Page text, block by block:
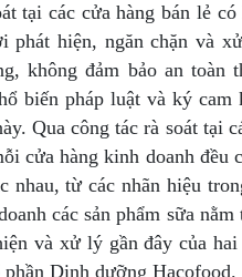
tại các cửa hàng bán lẻ
phát hiện, ngăn chặn và
không đảm bảo an
biến pháp luật và ký
Qua công tác rà soát tại
cửa hàng kinh doanh đều
nhau, từ các nhãn hiệu
các sản phẩm sữa
và xử lý gần đây của
Dinh dưỡng Hacofood.